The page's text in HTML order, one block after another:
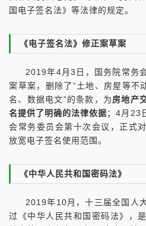
国电子签名法》等法律的规定。
《电子签名法》修正案草案
2019年4月3日，国务院常务
案草案，删除了“土地、房屋等不
名、数据电文”的条款，为房地产
名提供了明确的法律依据；4月23
会常务委员会第十次会议，正式
放宽电子签名使用范围。
《中华人民共和国密码法》
2019年10月，十三届全国人
过《中华人民共和国密码法》，